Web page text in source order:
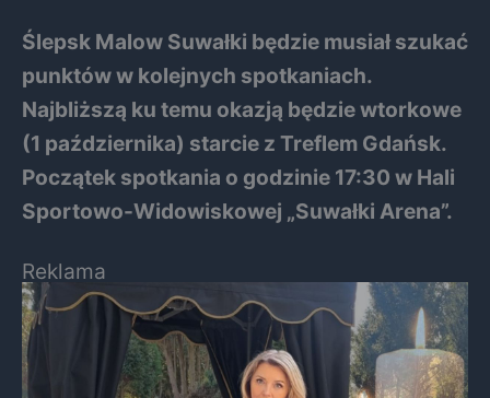
Ślepsk Malow Suwałki będzie musiał szukać
punktów w kolejnych spotkaniach.
Najbliższą ku temu okazją będzie wtorkowe
(1 października) starcie z Treflem Gdańsk.
Początek spotkania o godzinie 17:30 w Hali
Sportowo-Widowiskowej „Suwałki Arena”.
Reklama